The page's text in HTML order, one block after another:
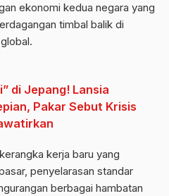
ekonomi kedua negara yang
timbal balik di
di Jepang! Lansia
Pakar Sebut Krisis
kerja baru yang
penyelarasan standar
berbagai hambatan